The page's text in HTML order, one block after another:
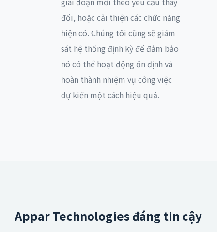
đổi, hoặc cải thiện các chức năng
hiện có. Chúng tôi cũng sẽ giám
sát hệ thống định kỳ để đảm bảo
nó có thể hoạt động ổn định và
hoàn thành nhiệm vụ công việc
dự kiến một cách hiệu quả.
Appar Technologies đáng tin cậy